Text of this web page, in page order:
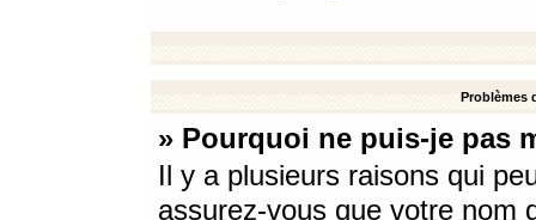
Problèmes
» Pourquoi ne puis-je pas
Il y a plusieurs raisons qui
assurez-vous que votre nom